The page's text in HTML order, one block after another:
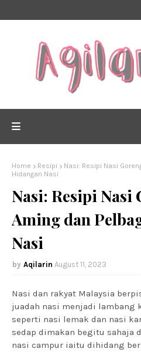
Home Resipi
Nasi: Resipi Nasi
Hidangan Nasi
Nasi: Resipi
Aming dan
Nasi
Aqilarin August 11, 2023
Nasi dan rakyat Malaysia
juadah nasi menjadi lambang
seperti nasi lemak dan nasi
sedap dimakan begitu sahaja
nasi campur iaitu dihidang